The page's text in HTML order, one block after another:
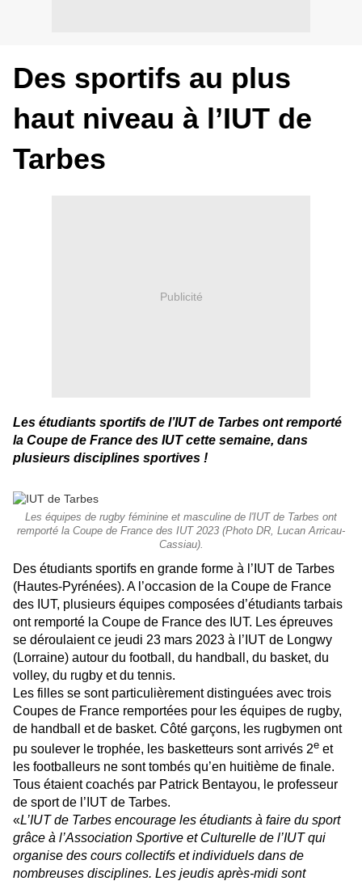
Des sportifs au plus
haut niveau à l’IUT de
Tarbes
Publicité
Les étudiants sportifs de l’IUT de Tarbes ont remporté
la Coupe de France des IUT cette semaine, dans
plusieurs disciplines sportives !
Les équipes de rugby féminine et masculine de l'IUT de Tarbes ont
remporté la Coupe de France des IUT 2023 (Photo DR, Lucan Arricau-
Cassiau).
Des étudiants sportifs en grande forme à l’IUT de Tarbes
(Hautes-Pyrénées). A l’occasion de la Coupe de France
des IUT, plusieurs équipes composées d’étudiants tarbais
ont remporté la Coupe de France des IUT. Les épreuves
se déroulaient ce jeudi 23 mars 2023 à l’IUT de Longwy
(Lorraine) autour du football, du handball, du basket, du
volley, du rugby et du tennis.
Les filles se sont particulièrement distinguées avec trois
Coupes de France remportées pour les équipes de rugby,
de handball et de basket. Côté garçons, les rugbymen ont
pu soulever le trophée, les basketteurs sont arrivés 2e et
les footballeurs ne sont tombés qu’en huitième de finale.
Tous étaient coachés par Patrick Bentayou, le professeur
de sport de l’IUT de Tarbes.
«L’IUT de Tarbes encourage les étudiants à faire du sport
grâce à l’Association Sportive et Culturelle de l’IUT qui
organise des cours collectifs et individuels dans de
nombreuses disciplines. Les jeudis après-midi sont